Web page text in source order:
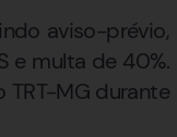
aviso-prévio,
e multa de 40%.
MG durante